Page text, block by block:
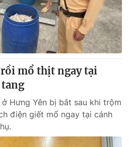
mổ thịt ngay tại
Hưng Yên bị bắt sau khi trộm
điện giết mổ ngay tại cánh